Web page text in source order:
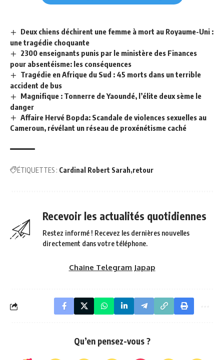
Deux chiens déchirent une femme à mort au Royaume-Uni :
une tragédie choquante
2300 enseignants punis par le ministère des Finances
pour absentéisme: les conséquences
Tragédie en Afrique du Sud : 45 morts dans un terrible
accident de bus
Magnifique : Tonnerre de Yaoundé, l’élite deux sème le
danger
Affaire Hervé Bopda: Scandale de violences sexuelles au
Cameroun, révélant un réseau de proxénétisme caché
ÉTIQUETTES : Cardinal Robert Sarah retour
Recevoir les actualités quotidiennes
Restez informé ! Recevez les dernières nouvelles
directement dans votre téléphone.
Chaine Telegram Japap
Qu’en pensez-vous ?